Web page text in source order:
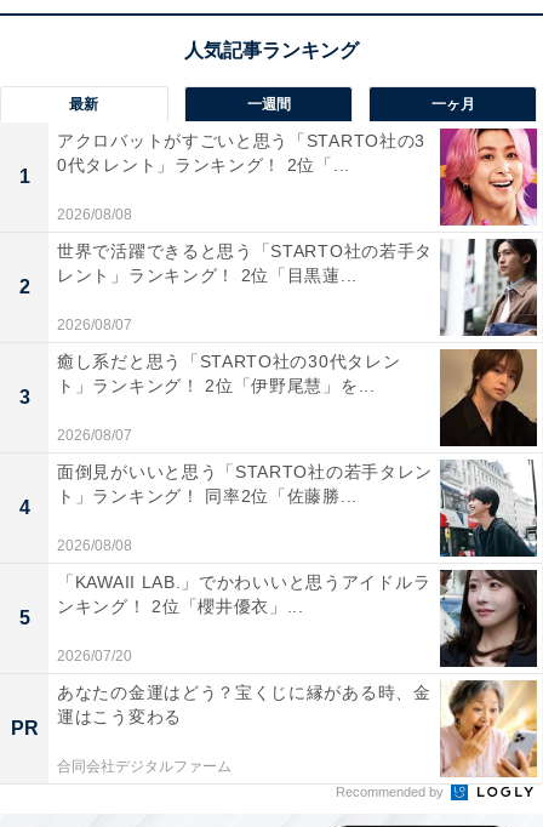
別職。人数の内訳はほぼ半々です。難易度の高い国家公
務員採用試験を受ける必要があるため、ハードルの高い
職業として認知されています。
2位の「地方公務員」と同じく、「安定」した経営のも
と、「人並み」の収入が得られる企業を望む父母、祖父
母からの人気を得ました。前回の調査結果では、1位が
「地方公務員」、2位が「国家公務員」と1位と2位の順
位が入れ替わっているものの、引き続き根強い公務員人
気がうかがえる結果となりました。
この記事の筆者：福島 ゆき プロフィール
アニメや漫画のレビュー、エンタメトピックスなどを中
心に、オールジャンルで執筆中のライター。時々、店舗
取材などのリポート記事も担当。All AboutおよびAll
About ニュースでのライター歴は5年。
次ページ
19位までの全ランキング結果を見
最新 一週間 一ヶ月
1
アクロバットがすごいと思う「STARTO社の3
0代タレント」ランキング！ 2位「...
2026/08/08
2
世界で活躍できると思う「STARTO社の若手タ
レント」ランキング！ 2位「目黒蓮...
2026/08/07
3
癒し系だと思う「STARTO社の30代タレン
ト」ランキング！ 2位「伊野尾慧」を...
2026/08/07
4
面倒見がいいと思う「STARTO社の若手タレン
ト」ランキング！ 同率2位「佐藤勝...
2026/08/08
5
「KAWAII LAB.」でかわいいと思うアイドルラ
ンキング！ 2位「櫻井優衣」...
2026/07/20
PR
あなたの金運はどう？宝くじに縁がある時、金
運はこう変わる
合同会社デジタルファーム
Recommended by